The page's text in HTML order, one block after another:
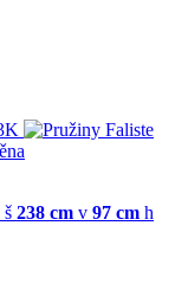
š 238 cm v 97 cm h